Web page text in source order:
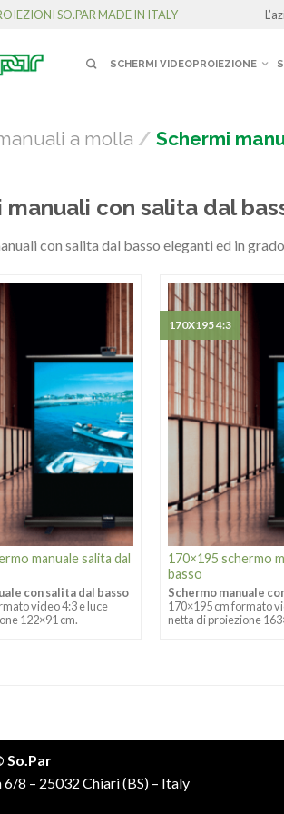
SO.PAR MADE IN ITALY
SCHERMI VIDEOPROIEZIONE
a molla / Schermi
manuali con salita dal
con salita dal basso eleganti ed in
manuale salita dal
con salita dal basso
video 4:3 e luce
122×91 cm.
170×195 schermo
basso
Schermo manuale
170×195 cm formato
netta di proiezione
170X195 4:3
So.Par
8 – 25032 Chiari (BS) – Italy